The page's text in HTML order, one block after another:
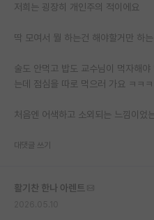
저희는 굉장히 개인주의 적이에요
딱 모여서 뭘 하는건 해야할거만 하
술도 안먹고 밥도 교수님이 먹자해
는데 점심을 따로 먹으러 가요 ㅋㅋ
처음엔 어색하고 소외되는 느낌이었
대댓글 쓰기
활기찬 한나 아렌트